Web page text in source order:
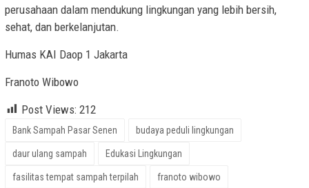
perusahaan dalam mendukung lingkungan yang lebih bersih,
sehat, dan berkelanjutan.
Humas KAI Daop 1 Jakarta
Franoto Wibowo
Post Views: 212
Bank Sampah Pasar Senen budaya peduli lingkungan
daur ulang sampah Edukasi Lingkungan
fasilitas tempat sampah terpilah franoto wibowo